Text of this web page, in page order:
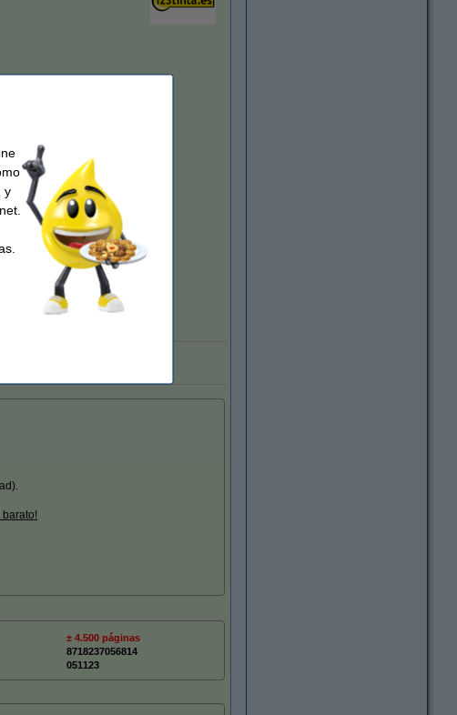
nuestra marca 123tinta
barato!
± 4.500 páginas
8718237056814
051123
y